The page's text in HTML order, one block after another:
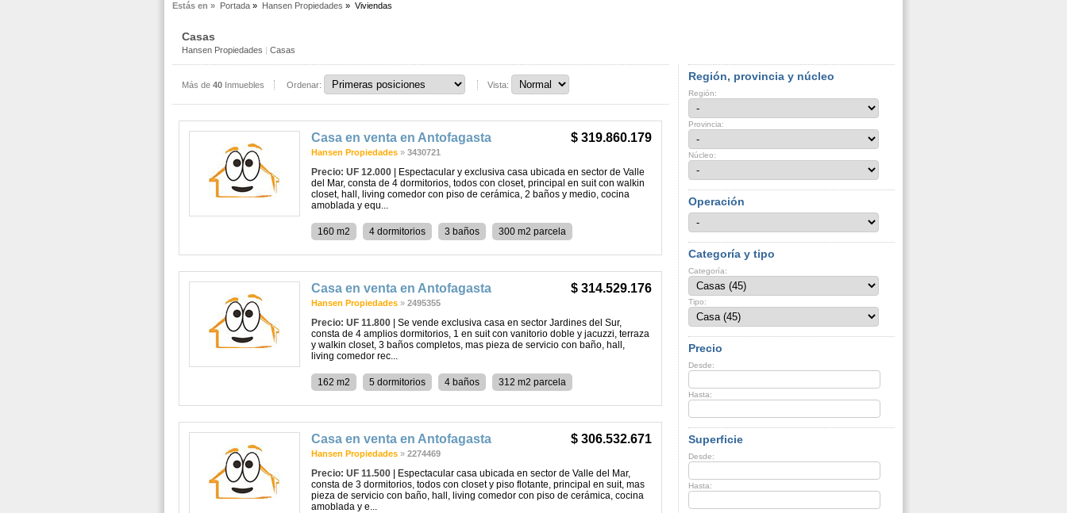
Estás en » Portada » Hansen Propiedades » Viviendas
Casas
Hansen Propiedades | Casas
Región, provincia y núcleo
Región:
Provincia:
Núcleo:
Operación
Categoría y tipo
Categoría:
Tipo:
Precio
Desde:
Hasta:
Superficie
Desde:
Hasta:
Más de 40 Inmuebles Ordenar: Vista:
$ 319.860.179
Casa en venta en Antofagasta
Hansen Propiedades » 3430721
Precio: UF 12.000 | Espectacular y exclusiva casa ubicada en sector de Valle
del Mar, consta de 4 dormitorios, todos con closet, principal en suit con walkin
closet, hall, living comedor con piso de cerámica, 2 baños y medio, cocina
amoblada y equ...
160 m2 4 dormitorios 3 baños 300 m2 parcela
$ 314.529.176
Casa en venta en Antofagasta
Hansen Propiedades » 2495355
Precio: UF 11.800 | Se vende exclusiva casa en sector Jardines del Sur,
consta de 4 amplios dormitorios, 1 en suit con vanitorio doble y jacuzzi, terraza
y walkin closet, 3 baños completos, mas pieza de servicio con baño, hall,
living comedor rec...
162 m2 5 dormitorios 4 baños 312 m2 parcela
$ 306.532.671
Casa en venta en Antofagasta
Hansen Propiedades » 2274469
Precio: UF 11.500 | Espectacular casa ubicada en sector de Valle del Mar,
consta de 3 dormitorios, todos con closet y piso flotante, principal en suit, mas
pieza de servicio con baño, hall, living comedor con piso de cerámica, cocina
amoblada y e...